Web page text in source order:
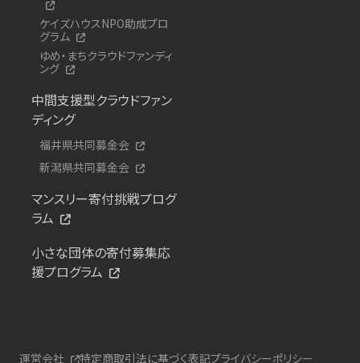
ケイズハウスNPO助成プロ
グラム
ゆめ・まちクラウドファンディ
ング
中間支援型クラウドファン
ディング
福井県共同募金会
新潟県共同募金会
マンスリー寄付挑戦プログ
ラム
小さな団体の寄付募集応
援プログラム
運営会社 特定商取引法に基づく表記プライバシーポリシー